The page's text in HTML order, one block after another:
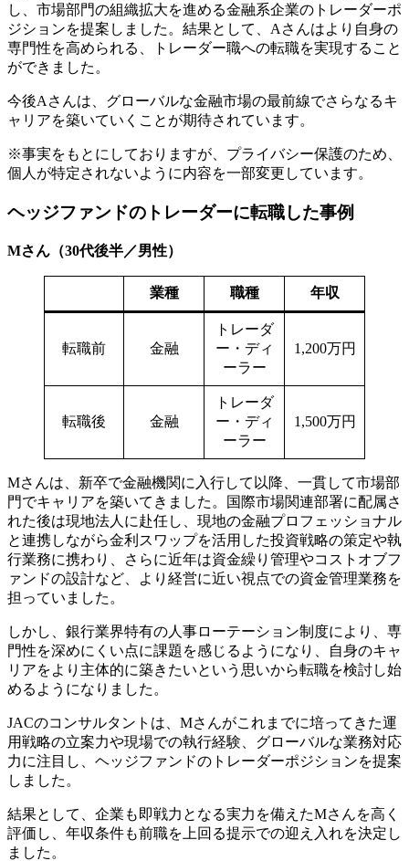
し、市場部門の組織拡大を進める金融系企業のトレーダーポ
ジションを提案しました。結果として、Aさんはより自身の
専門性を高められる、トレーダー職への転職を実現すること
ができました。
今後Aさんは、グローバルな金融市場の最前線でさらなるキ
ャリアを築いていくことが期待されています。
※事実をもとにしておりますが、プライバシー保護のため、
個人が特定されないように内容を一部変更しています。
ヘッジファンドのトレーダーに転職した事例
Mさん（30代後半／男性）
業種 職種 年収
転職前 金融
トレーダ
ー・ディ
ーラー
1,200万円
転職後 金融
トレーダ
ー・ディ
ーラー
1,500万円
Mさんは、新卒で金融機関に入行して以降、一貫して市場部
門でキャリアを築いてきました。国際市場関連部署に配属さ
れた後は現地法人に赴任し、現地の金融プロフェッショナル
と連携しながら金利スワップを活用した投資戦略の策定や執
行業務に携わり、さらに近年は資金繰り管理やコストオブフ
ァンドの設計など、より経営に近い視点での資金管理業務を
担っていました。
しかし、銀行業界特有の人事ローテーション制度により、専
門性を深めにくい点に課題を感じるようになり、自身のキャ
リアをより主体的に築きたいという思いから転職を検討し始
めるようになりました。
JACのコンサルタントは、Mさんがこれまでに培ってきた運
用戦略の立案力や現場での執行経験、グローバルな業務対応
力に注目し、ヘッジファンドのトレーダーポジションを提案
しました。
結果として、企業も即戦力となる実力を備えたMさんを高く
評価し、年収条件も前職を上回る提示での迎え入れを決定し
ました。